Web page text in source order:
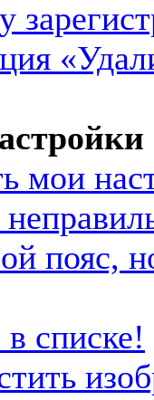
мои
пояс,
списке!